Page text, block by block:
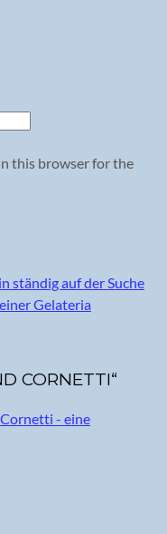
this browser for the
CORNETTI“